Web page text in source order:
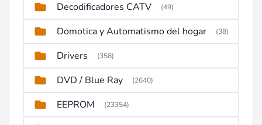
Decodificadores CATV (49)
Domotica y Automatismo del hogar (38)
Drivers (358)
DVD / Blue Ray (2640)
EEPROM (23354)